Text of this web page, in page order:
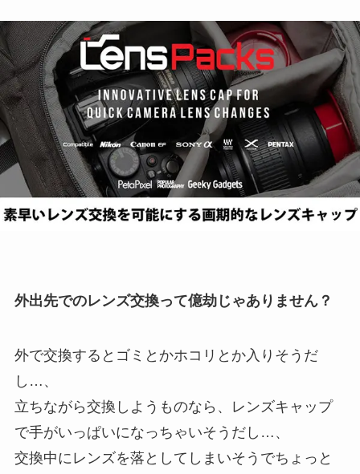
外出先でのレンズ交換って億劫じゃありません？
外で交換するとゴミとかホコリとか入りそうだ
し…、
立ちながら交換しようものなら、レンズキャップ
で手がいっぱいになっちゃいそうだし…、
交換中にレンズを落としてしまいそうでちょっと